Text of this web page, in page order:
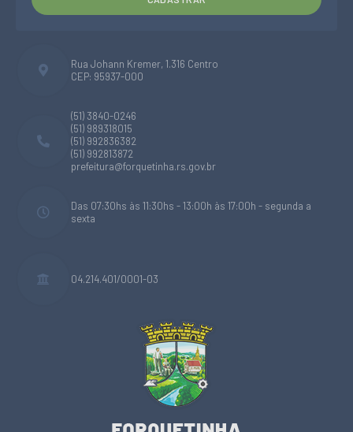
Rua Johann Kremer, 1.316 Centro
CEP: 95937-000
(51) 3840-0246
(51) 989318015
(51) 992836382
(51) 992813872
prefeitura@forquetinha.rs.gov.br
Das 07:30hs às 11:30hs - 13:00h às 17:00h - segunda a
sexta
04.214.401/0001-03